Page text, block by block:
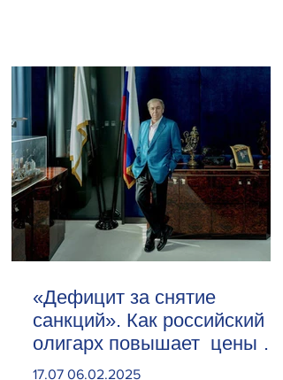
«Дефицит за снятие
санкций». Как российский
олигарх повышает цены на
сливочное масло
17.07 06.02.2025